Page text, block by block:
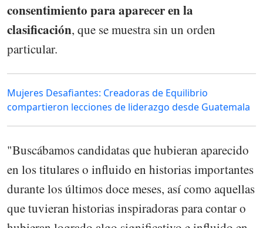
consentimiento para aparecer en la
clasificación, que se muestra sin un orden
particular.
Mujeres Desafiantes: Creadoras de Equilibrio
compartieron lecciones de liderazgo desde Guatemala
"Buscábamos candidatas que hubieran aparecido
en los titulares o influido en historias importantes
durante los últimos doce meses, así como aquellas
que tuvieran historias inspiradoras para contar o